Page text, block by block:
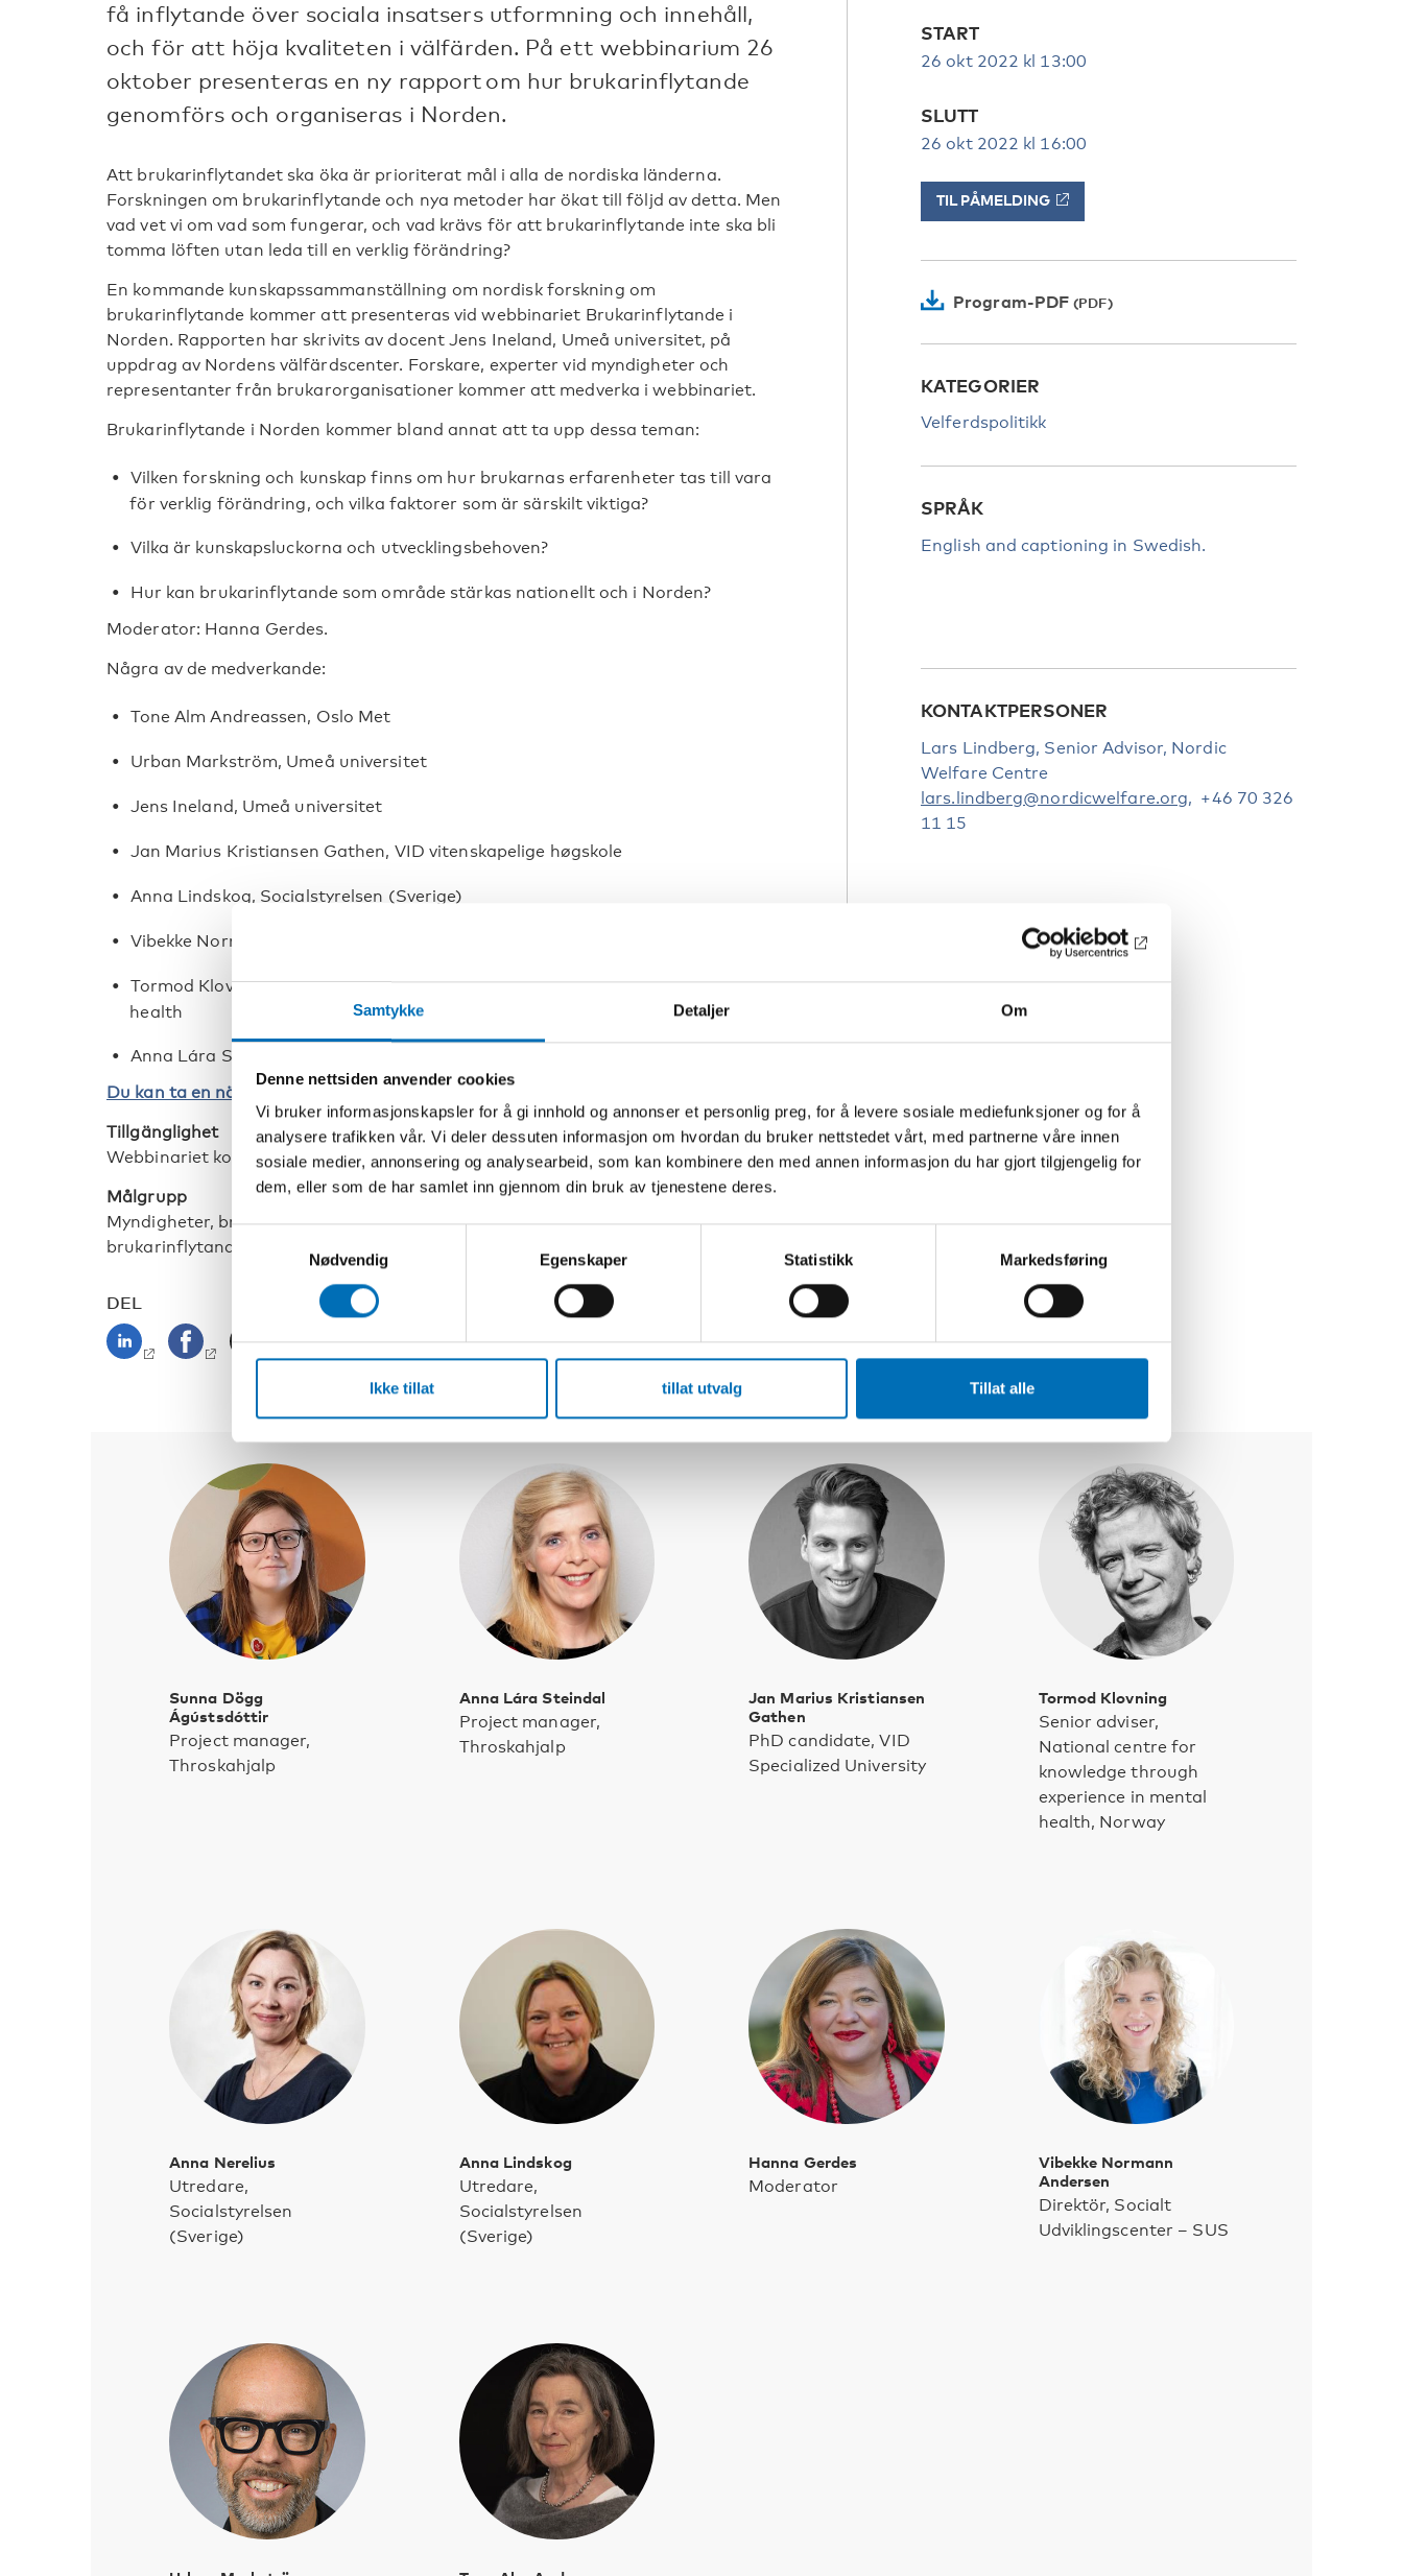
Samtykke Detaljer Om
Denne nettsiden anvender cookies
Vi bruker informasjonskapsler for å gi innhold og annonser et personlig preg, for å levere sosiale mediefunksjoner og for å
analysere trafikken vår. Vi deler dessuten informasjon om hvordan du bruker nettstedet vårt, med partnerne våre innen
sosiale medier, annonsering og analysearbeid, som kan kombinere den med annen informasjon du har gjort tilgjengelig for
dem, eller som de har samlet inn gjennom din bruk av tjenestene deres.
Nødvendig
Egenskaper Statistikk Markedsføring
Ikke tillat tillat utvalg Tillat alle
få inflytande över sociala insatsers utformning och innehåll,
och för att höja kvaliteten i välfärden. På ett webbinarium 26
oktober presenteras en ny rapport om hur brukarinflytande
genomförs och organiseras i Norden.
Att brukarinflytandet ska öka är prioriterat mål i alla de nordiska länderna.
Forskningen om brukarinflytande och nya metoder har ökat till följd av detta. Men
vad vet vi om vad som fungerar, och vad krävs för att brukarinflytande inte ska bli
tomma löften utan leda till en verklig förändring?
En kommande kunskapssammanställning om nordisk forskning om
brukarinflytande kommer att presenteras vid webbinariet Brukarinflytande i
Norden. Rapporten har skrivits av docent Jens Ineland, Umeå universitet, på
uppdrag av Nordens välfärdscenter. Forskare, experter vid myndigheter och
representanter från brukarorganisationer kommer att medverka i webbinariet.
Brukarinflytande i Norden kommer bland annat att ta upp dessa teman:
Vilken forskning och kunskap finns om hur brukarnas erfarenheter tas till vara
för verklig förändring, och vilka faktorer som är särskilt viktiga?
Vilka är kunskapsluckorna och utvecklingsbehoven?
Hur kan brukarinflytande som område stärkas nationellt och i Norden?
Moderator: Hanna Gerdes.
Några av de medverkande:
Tone Alm Andreassen, Oslo Met
Urban Markström, Umeå universitet
Jens Ineland, Umeå universitet
Jan Marius Kristiansen Gathen, VID vitenskapelige høgskole
Anna Lindskog, Socialstyrelsen (Sverige)
Vibekke Normann Andersen, Socialt Udviklingscenter – SUS
Tormod Klovning, National centre for knowledge through experience in mental
health
Anna Lára Steindal and Sunna Dögg Ágústsdóttir, Throskahalp
Du kan ta en närmare titt på programmet här .
Tillgänglighet
Webbinariet kommer att skrivtolkas.
Målgrupp
Myndigheter, brukarorganisationer, forskare och personal som arbetar med
brukarinflytande.
START
26 okt 2022 kl 13:00
SLUTT
26 okt 2022 kl 16:00
TIL PÅMELDING
Program-PDF
KATEGORIER
Velferdspolitikk
SPRÅK
English and captioning in Swedish.
KONTAKTPERSONER
Lars Lindberg, Senior Advisor, Nordic
Welfare Centre
lars.lindberg@nordicwelfare.org, +46 70 326
11 15
DEL
Forelesere
Sunna Dögg
Ágústsdóttir
Project manager,
Throskahjalp
Anna Lára Steindal
Project manager,
Throskahjalp
Jan Marius Kristiansen
Gathen
PhD candidate, VID
Specialized University
Tormod Klovning
Senior adviser,
National centre for
knowledge through
experience in mental
health, Norway
Anna Nerelius
Utredare,
Socialstyrelsen
(Sverige)
Anna Lindskog
Utredare,
Socialstyrelsen
(Sverige)
Hanna Gerdes
Moderator
Vibekke Normann
Andersen
Direktör, Socialt
Udviklingscenter – SUS